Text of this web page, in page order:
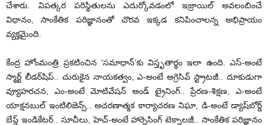
చేశారు. విపత్కర పరిస్థితులను ఎదుర్కోవడంలో ఇజ్రాయిల్ అవలంబించే
విధానం, సాంకేతిక పరిజ్ఞానంతో చొరవ ఇక్కడ కనిపించాలన్న అభిప్రాయం
వ్యక్తమైంది.
కేంద్ర హోంమంత్రి ప్రకటించిన ‘సమాధాన్’కు విస్తృతార్థం ఇలా ఉంది. ఎస్-అంటే
స్మార్ట్ లీడర్‌షిప్.. చురుకైన నాయకత్వం, ఎ-అంటే అగ్రెసివ్ స్ట్రాటజీ.. దూకుడుగా
వ్యూహరచన, ఎం-అంటే మోటివేషన్ అండ్ ట్రైనింగ్.. ప్రేరణ-శిక్షణ, ఎ-అంటే
యాక్షనబుల్ ఇంటిలిజెన్స్.. ఆచరణాత్మక కార్యాచరణ నిఘా, డి-అంటే డ్యాష్‌బోర్డ్
బేస్డ్ ఇండికేటర్.. సూచీలు, హెచ్-అంటే హార్నెసింగ్ టెక్నాలజీ.. సాంకేతిక పరిజ్ఞానం